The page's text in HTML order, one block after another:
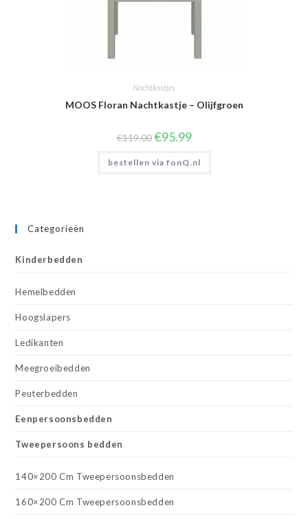
Nachtkastjes
MOOS Floran Nachtkastje – Olijfgroen
€119.00 Oorspronkelijke
prijs
was:
€119.00.
€95.99Huidige
is:
€95.99.
bestellen via fonQ.nl
Categorieën
Kinderbedden
Hemelbedden
Hoogslapers
Ledikanten
Meegroeibedden
Peuterbedden
Eenpersoonsbedden
Tweepersoons bedden
140×200 Cm Tweepersoonsbedden
160×200 Cm Tweepersoonsbedden